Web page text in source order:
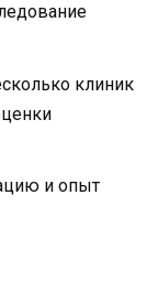
клиник
и опыт